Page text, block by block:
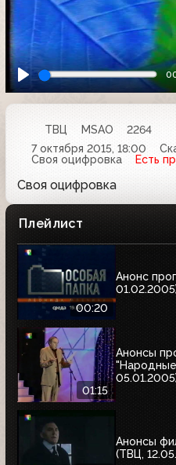
ТВЦ MSAO
2264
7 октября 2015, 18:00
Своя оцифровка
Есть
Своя оцифровка
Плейлист
00:20
Анонс
01:15
Анонсы
Анонсы
(ТВЦ,